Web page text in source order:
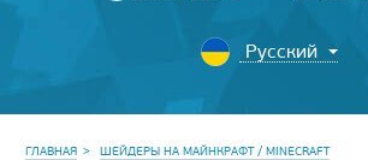
ГЛАВНАЯ
ШЕЙДЕРЫ НА МАЙНКРАФТ / MINECRAFT